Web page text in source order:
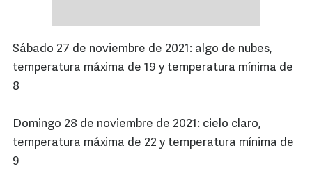
Sábado 27 de noviembre de 2021: algo de nubes,
temperatura máxima de 19 y temperatura mínima de
8
Domingo 28 de noviembre de 2021: cielo claro,
temperatura máxima de 22 y temperatura mínima de
9